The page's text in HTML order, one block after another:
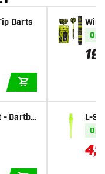
Darts
- Dartbo
n
Op
19
L-
wOp
4,04